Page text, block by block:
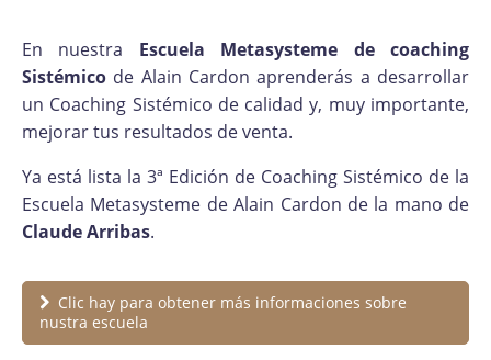
En nuestra Escuela Metasysteme de coaching
Sistémico de Alain Cardon aprenderás a desarrollar
un Coaching Sistémico de calidad y, muy importante,
mejorar tus resultados de venta.
Ya está lista la 3ª Edición de Coaching Sistémico de la
Escuela Metasysteme de Alain Cardon de la mano de
Claude Arribas.
Clic hay para obtener más informaciones sobre
nustra escuela